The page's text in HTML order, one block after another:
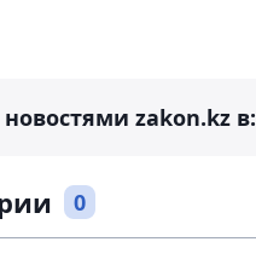
zakon.kz в:
0